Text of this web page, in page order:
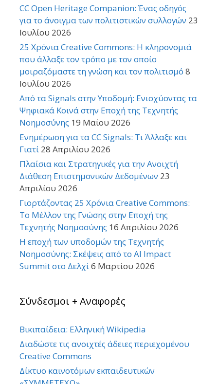
CC Open Heritage Companion: Ένας οδηγός
για το άνοιγμα των πολιτιστικών συλλογών 23
Ιουλίου 2026
25 Χρόνια Creative Commons: Η κληρονομιά
που άλλαξε τον τρόπο με τον οποίο
μοιραζόμαστε τη γνώση και τον πολιτισμό 8
Ιουλίου 2026
Από τα Signals στην Υποδομή: Ενισχύοντας τα
Ψηφιακά Κοινά στην Εποχή της Τεχνητής
Νοημοσύνης 19 Μαΐου 2026
Ενημέρωση για τα CC Signals: Τι Άλλαξε και
Γιατί 28 Απριλίου 2026
Πλαίσια και Στρατηγικές για την Ανοιχτή
Διάθεση Επιστημονικών Δεδομένων 23
Απριλίου 2026
Γιορτάζοντας 25 Χρόνια Creative Commons:
Το Μέλλον της Γνώσης στην Εποχή της
Τεχνητής Νοημοσύνης 16 Απριλίου 2026
Η εποχή των υποδομών της Τεχνητής
Νοημοσύνης: Σκέψεις από το AI Impact
Summit στο Δελχί6 Μαρτίου 2026
Σύνδεσμοι + Αναφορές
Βικιπαίδεια: Ελληνική Wikipedia
Διαδώστε τις ανοιχτές άδειες περιεχομένου
Creative Commons
Δίκτυο καινοτόμων εκπαιδευτικών